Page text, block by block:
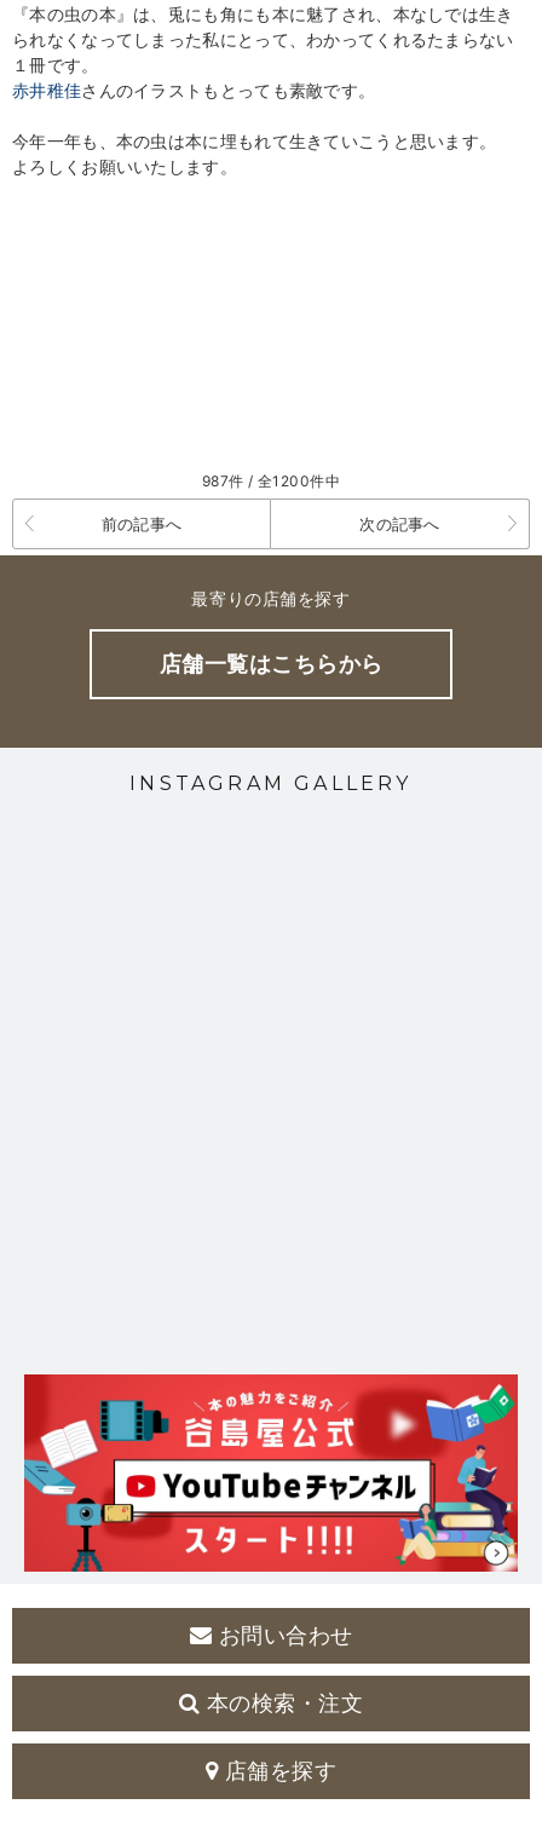
『本の虫の本』は、兎にも角にも本に魅了され、本なしでは生き
られなくなってしまった私にとって、わかってくれるたまらない
１冊です。
赤井稚佳さんのイラストもとっても素敵です。
今年一年も、本の虫は本に埋もれて生きていこうと思います。
よろしくお願いいたします。
987件 / 全1200件中
前の記事へ 次の記事へ
最寄りの店舗を探す
店舗一覧はこちらから
INSTAGRAM GALLERY
お問い合わせ
本の検索・注文
店舗を探す